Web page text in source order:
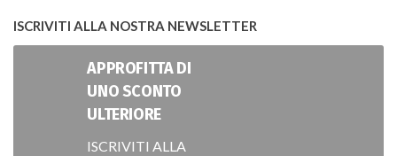
ISCRIVITI ALLA NOSTRA NEWSLETTER
APPROFITTA DI
UNO SCONTO
ULTERIORE
ISCRIVITI ALLA